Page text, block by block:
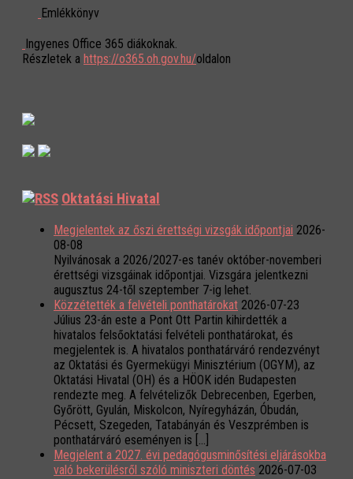
Emlékkönyv
Ingyenes Office 365 diákoknak.
Részletek a https://o365.oh.gov.hu/oldalon
Oktatási Hivatal
Megjelentek az őszi érettségi vizsgák időpontjai 2026-
08-08
Nyilvánosak a 2026/2027-es tanév október-novemberi
érettségi vizsgáinak időpontjai. Vizsgára jelentkezni
augusztus 24-től szeptember 7-ig lehet.
Közzétették a felvételi ponthatárokat 2026-07-23
Július 23-án este a Pont Ott Partin kihirdették a
hivatalos felsőoktatási felvételi ponthatárokat, és
megjelentek is. A hivatalos ponthatárváró rendezvényt
az Oktatási és Gyermekügyi Minisztérium (OGYM), az
Oktatási Hivatal (OH) és a HÖOK idén Budapesten
rendezte meg. A felvételizők Debrecenben, Egerben,
Győrött, Gyulán, Miskolcon, Nyíregyházán, Óbudán,
Pécsett, Szegeden, Tatabányán és Veszprémben is
ponthatárváró eseményen is […]
Megjelent a 2027. évi pedagógusminősítési eljárásokba
való bekerülésről szóló miniszteri döntés 2026-07-03